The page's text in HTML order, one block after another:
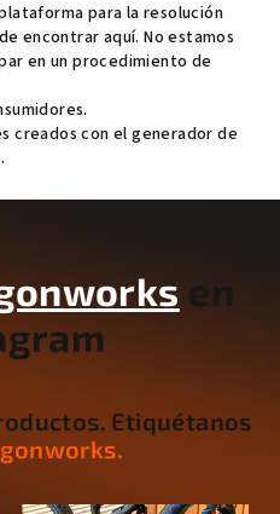
para la resolución
encontrar aquí. No estamos
en un procedimiento de
creados con el generador de
en
Etiquétanos